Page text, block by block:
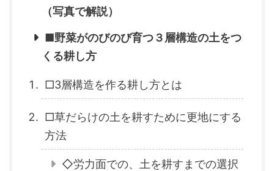
（写真で解説）
■野菜がのびのび育つ３層構造の土をつ
くる耕し方
□3層構造を作る耕し方とは
□草だらけの土を耕すために更地にする
方法
◇労力面での、土を耕すまでの選択